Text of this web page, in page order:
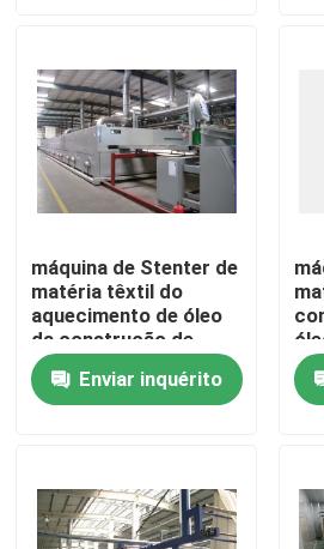
Excursão da fábrica
Controle da qualidade
Contacte-nos
notícia
Peça umas citações
máquina de revestimento do
máquina de Stenter de
matéria têxtil do
aquecimento de óleo
da construção de
380V 220V
Enviar inquérito